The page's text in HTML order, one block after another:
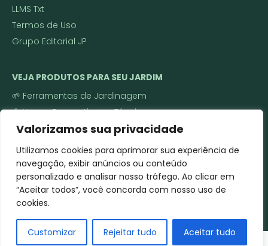
Valorizamos sua privacidade
Utilizamos cookies para aprimorar sua experiência de
navegação, exibir anúncios ou conteúdo
personalizado e analisar nosso tráfego. Ao clicar em
“Aceitar todos”, você concorda com nosso uso de
cookies.
Customizar Rejeitar tudo Aceitar tudo
LLMS Txt
Termos de Uso
Grupo Editorial JP
VEJA PRODUTOS PARA SEU JARDIM
🌱 Ferramentas de Jardinagem
🌼 Vasos Decorativos e Técnicos
🌿 Sementes e Mudas
Roçadeira a gasolina ou elétrica
Cortador de grama
Soprador de folhas
Pulverizador costal/elétrico
Motoenxada